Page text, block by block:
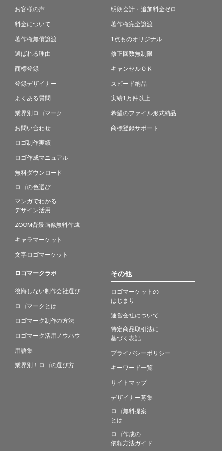
お客様の声
料金について
著作権無償譲渡
選ばれる理由
商標登録
登録デザイナー
よくある質問
業界別ロゴマーク
お問い合わせ
ロゴ制作実績
ロゴ作成マニュアル
無料ダウンロード
ロゴの色選び
マンガでわかる
デザイン活用
ZOOM背景画像無料作成
キャラマーケット
文字ロゴマーケット
明朗会計・追加料金ゼロ
著作権完全譲渡
1点ものオリジナル
修正回数無制限
キャンセルＯＫ
スピード納品
実績1万件以上
希望のファイル形式納品
商標登録サポート
ロゴマークラボ
後悔しない制作会社選び
ロゴマークとは
ロゴマーク制作の方法
ロゴマーク活用ノウハウ
用語集
業界別！ロゴの選び方
その他
ロゴマーケットの
はじまり
運営会社について
特定商品取引法に
基づく表記
プライバシーポリシー
キーワード一覧
サイトマップ
デザイナー募集
ロゴ無料提案
とは
ロゴ作成の
依頼方法ガイド